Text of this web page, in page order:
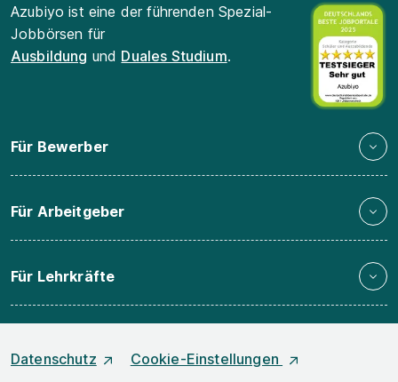
Azubiyo ist eine der führenden Spezial-
Jobbörsen für
Ausbildung und Duales Studium.
Für Bewerber
Für Arbeitgeber
Für Lehrkräfte
Datenschutz
Cookie-Einstellungen